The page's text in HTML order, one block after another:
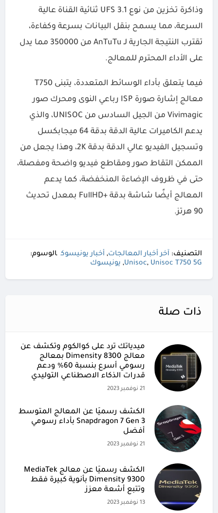
وذاكرة تخزين من نوع UFS 3.1 ثنائية القناة عالية
السرعة، مما يسمح بنقل البيانات بسرعة وكفاءة،
تقترب النتيجة الجارية لـ AnTuTu من 350000 مما يدل
على الأداء المحترم للمعالج.
فيما يتعلق بأداء الوسائط المتعددة، يتبنى T750
معالج إشارة صورة ISP رباعي النوى ومحرك صور
Vivimagic من الجيل السادس من UNISOC، والذي
يدعم الكاميرات عالية الدقة بدقة 64 ميجابكسل
وتسجيل الفيديو عالي الدقة بدقة 2K، وهذا يجعل من
الممكن التقاط صور ومقاطع فيديو واضحة ومفصلة،
حتى في ظروف الإضاءة المنخفضة، كما يدعم
المعالج أيضًا شاشة بدقة +FullHD بمعدل تحديث
90 هرتز.
التصنيف: آخر أخبار المعالجات, أخبار يونيسوك الوسوم:
Unisoc, Unisoc T750 5G
, يونيسوك
ذات صلة
ميدياتك ترد على كوالكوم وتكشف عن
معالج Dimensity 8300 بمعالج
رسومي أسرع بنسبة 60% ودعم
قدرات الذكاء الاصطناعي التوليدي
21 نوفمبر 2023
الكشف رسميًا عن المعالج المتوسط
Snapdragon 7 Gen 3 بأداء رسومي
أفضل
21 نوفمبر 2023
الكشف رسميًا عن معالج MediaTek
Dimensity 9300 بأنوية كبيرة فقط
وتتبع أشعة معزز
13 نوفمبر 2023